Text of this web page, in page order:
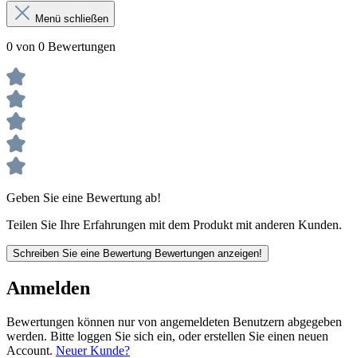
Menü schließen
0 von 0 Bewertungen
Geben Sie eine Bewertung ab!
Teilen Sie Ihre Erfahrungen mit dem Produkt mit anderen Kunden.
Schreiben Sie eine Bewertung Bewertungen anzeigen!
Anmelden
Bewertungen können nur von angemeldeten Benutzern abgegeben
werden. Bitte loggen Sie sich ein, oder erstellen Sie einen neuen
Account. Neuer Kunde?